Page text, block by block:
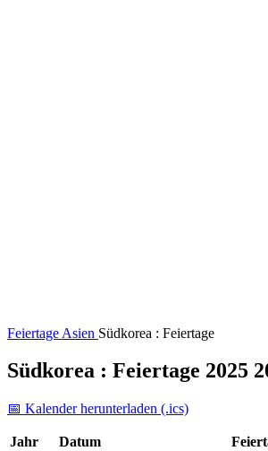
Feiertage Asien Südkorea : Feiertage
Südkorea : Feiertage 2025
📅 Kalender herunterladen (.ics)
Jahr Datum